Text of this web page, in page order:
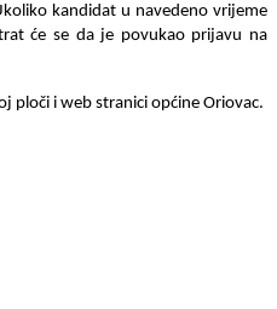
kandidat u navedeno vrijeme
će se da je povukao prijavu na
ploči i web stranici općine Oriovac.